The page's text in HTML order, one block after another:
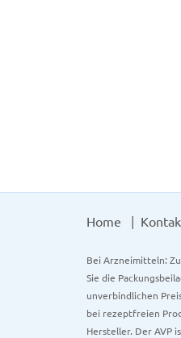
Home
Bei Arzneimitteln:
Sie die
unverbindlichen
bei rezeptfreien
Hersteller. Der AVP